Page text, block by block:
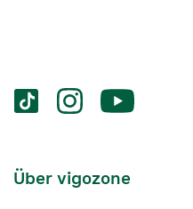
Services
Social-
vigozone.de
vigozone.devigozone.de
Services-
Über vigozone